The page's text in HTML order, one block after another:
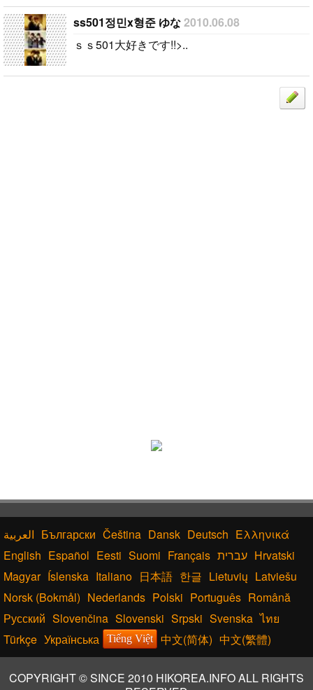
ss501정민x형준 ゆな2010.06.08
ｓｓ501大好きです!!>..
Български Čeština Dansk Deutsch Ελληνικά
English Español Eesti Suomi Français עברית Hrvatski
Magyar Íslenska Italiano 日本語 한글 Lietuvių Latviešu
Norsk (Bokmål) Nederlands Polski Português Română
Русский Slovenčina Slovenski Srpski Svenska ไทย
Türkçe Українська Tiếng Việt 中文(简体) 中文(繁體)
COPYRIGHT © SINCE 2010 HIKOREA.INFO ALL RIGHTS